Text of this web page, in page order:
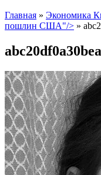
Главная » Экономика
пошлин США"/> »